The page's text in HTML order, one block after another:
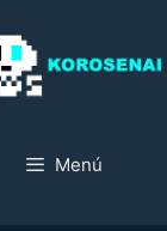
Menú